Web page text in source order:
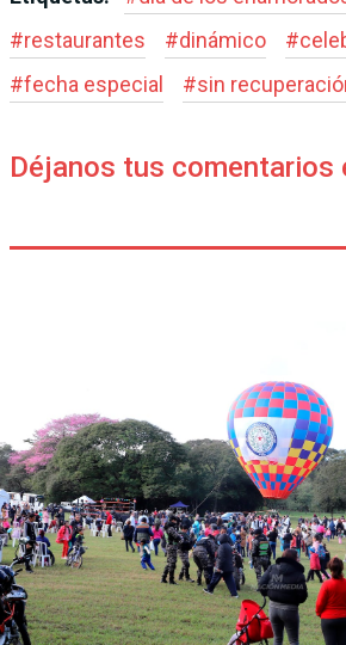
#restaurantes #dinámico #
#fecha especial #sin
Déjanos tus comentarios